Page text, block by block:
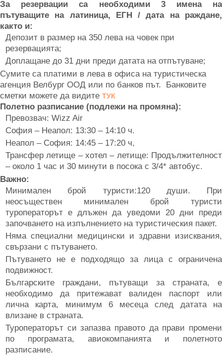
За резервации са необходими 3 имена на
пътуващите на латиница, ЕГН / дата на раждане,
както и:
Депозит в размер на 350 лева на човек при
резервацията;
Доплащане до 31 дни преди датата на отпътуване;
Сумите са платими в лева в офиса на туристическа
агенция Велбург ООД или по банков път. Банковите
сметки можете да видите ТУК
Полетно разписание (подлежи на промяна):
Превозвач: Wizz Air
София – Неапол: 13:30 – 14:10 ч.
Неапол – София: 14:45 – 17:20 ч,
Трансфер летище – хотел – летище: Продължителност
– около 1 час и 30 минути в посока с 3/4* автобус.
Важно:
Минимален брой туристи:120 души. При
неосъществен минимален брой туристи
туроператорът е длъжен да уведоми 20 дни преди
започването на изпълнението на туристическия пакет.
Няма специални медицински и здравни изисквания,
свързани с пътуването.
Пътуването не е подходящо за лица с ограничена
подвижност.
Българските граждани, пътуващи за страната, е
необходимо да притежават валиден паспорт или
лична карта, минимум 6 месеца след датата на
влизане в страната.
Туроператорът си запазва правото да прави промени
по програмата, авиокомпанията и полетното
разписание.